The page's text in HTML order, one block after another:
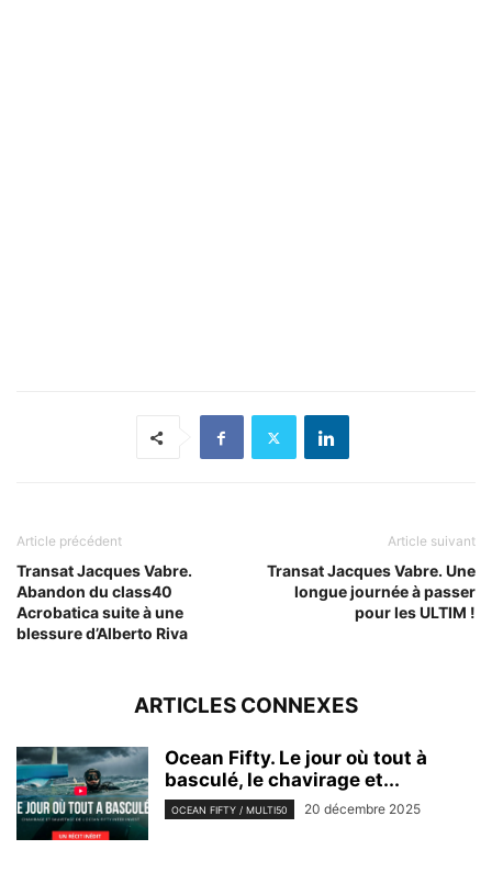
Article précédent
Transat Jacques Vabre.
Abandon du class40
Acrobatica suite à une
blessure d’Alberto Riva
Article suivant
Transat Jacques Vabre. Une
longue journée à passer
pour les ULTIM !
ARTICLES CONNEXES
Ocean Fifty. Le jour où tout à
basculé, le chavirage et...
OCEAN FIFTY / MULTI50 20 décembre 2025